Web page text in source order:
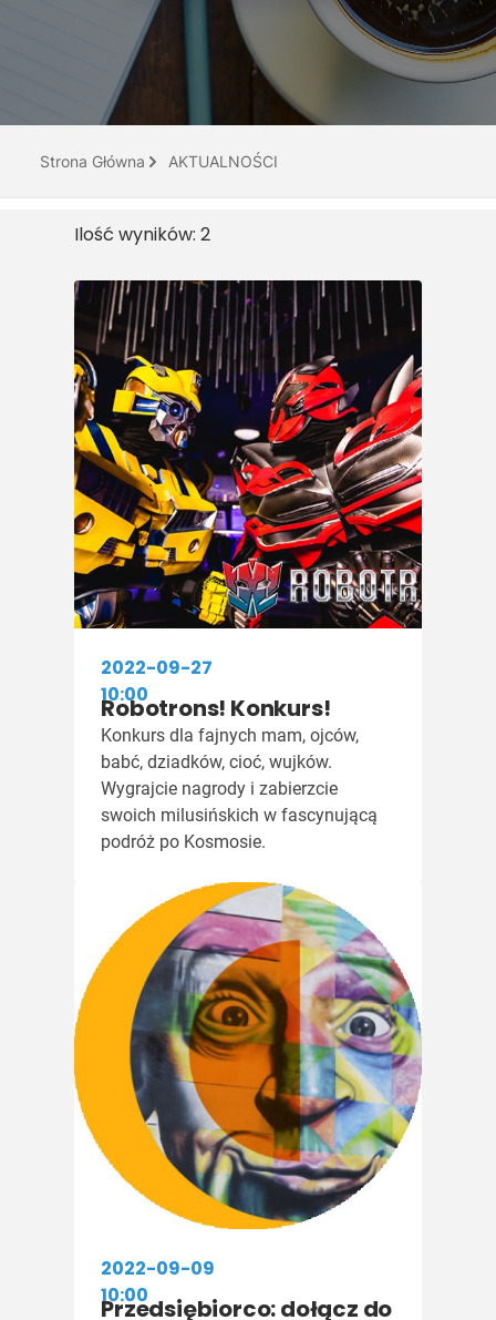
Do pobrania
Interaktywna mapa
Strona Główna AKTUALNOŚCI
Ilość wyników: 2
2022-09-27
10:00
Robotrons! Konkurs!
Konkurs dla fajnych mam, ojców,
babć, dziadków, cioć, wujków.
Wygrajcie nagrody i zabierzcie
swoich milusińskich w fascynującą
podróż po Kosmosie.
2022-09-09
10:00
Przedsiębiorco: dołącz do